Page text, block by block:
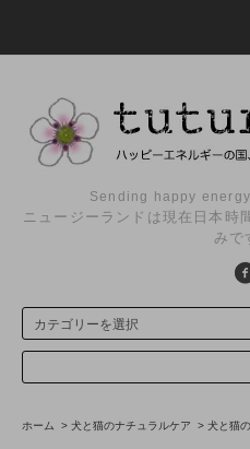
Sending happy
ニュージーランドは現在日本時
みで
ホーム > 犬と猫のナチュラルケア > 犬と猫